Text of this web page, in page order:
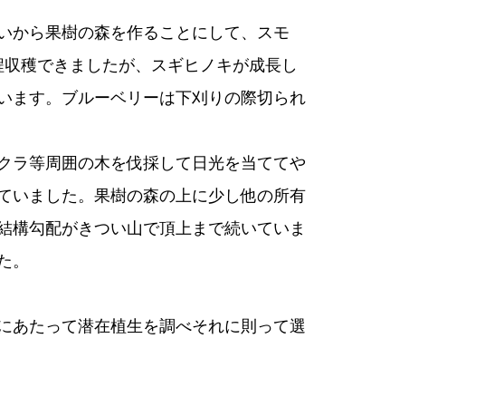
ら果樹の森を作ることにして、スモ
穫できましたが、スギヒノキが成長し
ます。ブルーベリーは下刈りの際切られ
等周囲の木を伐採して日光を当ててや
いました。果樹の森の上に少し他の所有
構勾配がきつい山で頂上まで続いていま
。
たって潜在植生を調べそれに則って選